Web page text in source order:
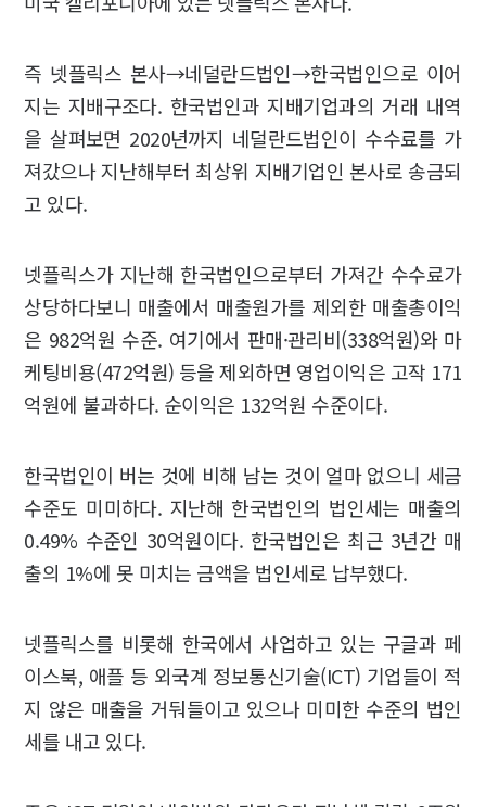
즉 넷플릭스 본사→네덜란드법인→한국법인으로 이어
지는 지배구조다. 한국법인과 지배기업과의 거래 내역
을 살펴보면 2020년까지 네덜란드법인이 수수료를 가
져갔으나 지난해부터 최상위 지배기업인 본사로 송금되
고 있다.
넷플릭스가 지난해 한국법인으로부터 가져간 수수료가
상당하다보니 매출에서 매출원가를 제외한 매출총이익
은 982억원 수준. 여기에서 판매·관리비(338억원)와 마
케팅비용(472억원) 등을 제외하면 영업이익은 고작 171
억원에 불과하다. 순이익은 132억원 수준이다.
한국법인이 버는 것에 비해 남는 것이 얼마 없으니 세금
수준도 미미하다. 지난해 한국법인의 법인세는 매출의
0.49% 수준인 30억원이다. 한국법인은 최근 3년간 매
출의 1%에 못 미치는 금액을 법인세로 납부했다.
넷플릭스를 비롯해 한국에서 사업하고 있는 구글과 페
이스북, 애플 등 외국계 정보통신기술(ICT) 기업들이 적
지 않은 매출을 거둬들이고 있으나 미미한 수준의 법인
세를 내고 있다.